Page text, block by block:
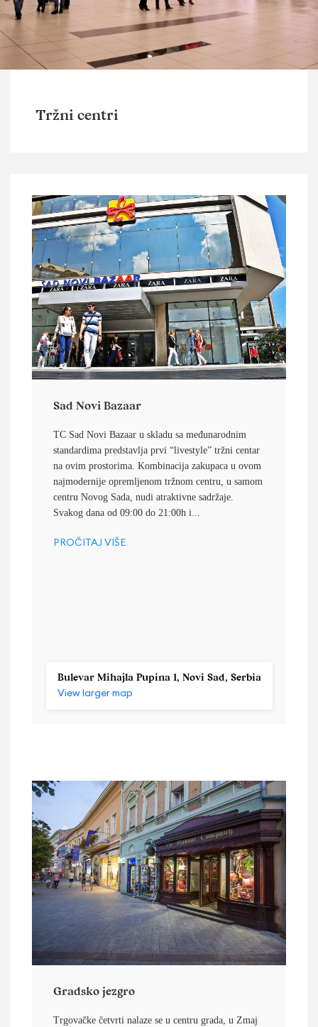
Tržni centri
Sad Novi Bazaar
TC Sad Novi Bazaar u skladu sa međunarodnim
standardima predstavlja prvi “livestyle” tržni centar
na ovim prostorima. Kombinacija zakupaca u ovom
najmodernije opremljenom tržnom centru, u samom
centru Novog Sada, nudi atraktivne sadržaje.
Svakog dana od 09:00 do 21:00h i...
PROČITAJ VIŠE
Bulevar Mihajla Pupina 1, Novi Sad, Serbia
View larger map
Gradsko jezgro
Trgovačke četvrti nalaze se u centru grada, u Zmaj